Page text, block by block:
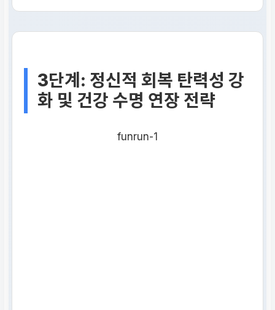
3단계: 정신적 회복 탄력성 강
화 및 건강 수명 연장 전략
funrun-1